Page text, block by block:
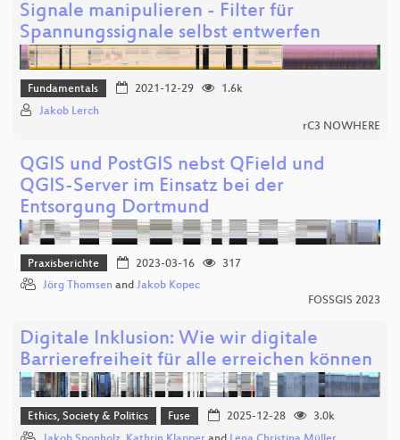
Signale manipulieren - Filter für
Spannungssignale selbst entwerfen
Fundamentals 2021-12-29
1.6k
Jakob Lerch
rC3 NOWHERE
QGIS und PostGIS nebst QField und
QGIS-Server im Einsatz bei der
Entsorgung Dortmund
Praxisberichte 2023-03-16
317
Jörg Thomsen and Jakob Kopec
FOSSGIS 2023
Digitale Inklusion: Wie wir digitale
Barrierefreiheit für alle erreichen können
Ethics, Society & Politics Fuse 2025-12-28
3.0k